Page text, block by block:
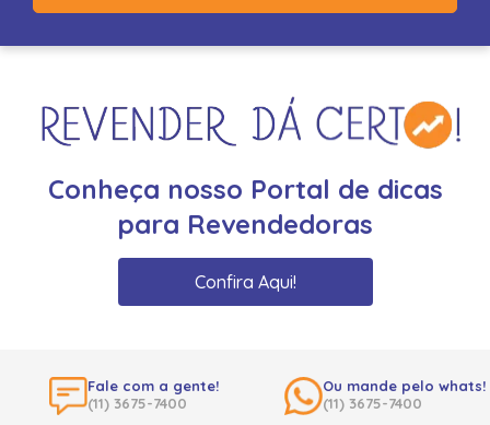
Conheça nosso Portal de dicas
para Revendedoras
Confira Aqui!
Fale com a gente!
(11) 3675-7400
Ou mande pelo whats!
(11) 3675-7400